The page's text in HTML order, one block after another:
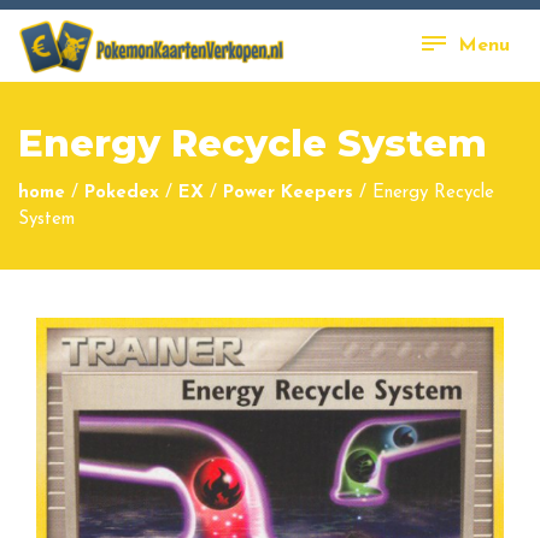
Menu
Energy Recycle System
home / Pokedex / EX / Power Keepers / Energy Recycle
System